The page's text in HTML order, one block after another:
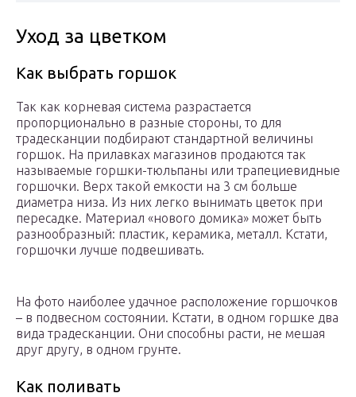
Уход за цветком
Как выбрать горшок
Так как корневая система разрастается
пропорционально в разные стороны, то для
традесканции подбирают стандартной величины
горшок. На прилавках магазинов продаются так
называемые горшки-тюльпаны или трапециевидные
горшочки. Верх такой емкости на 3 см больше
диаметра низа. Из них легко вынимать цветок при
пересадке. Материал «нового домика» может быть
разнообразный: пластик, керамика, металл. Кстати,
горшочки лучше подвешивать.
На фото наиболее удачное расположение горшочков
– в подвесном состоянии. Кстати, в одном горшке два
вида традесканции. Они способны расти, не мешая
друг другу, в одном грунте.
Как поливать